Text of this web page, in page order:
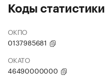
Коды статистики
ОКПО
0137985681
ОКАТО
46490000000